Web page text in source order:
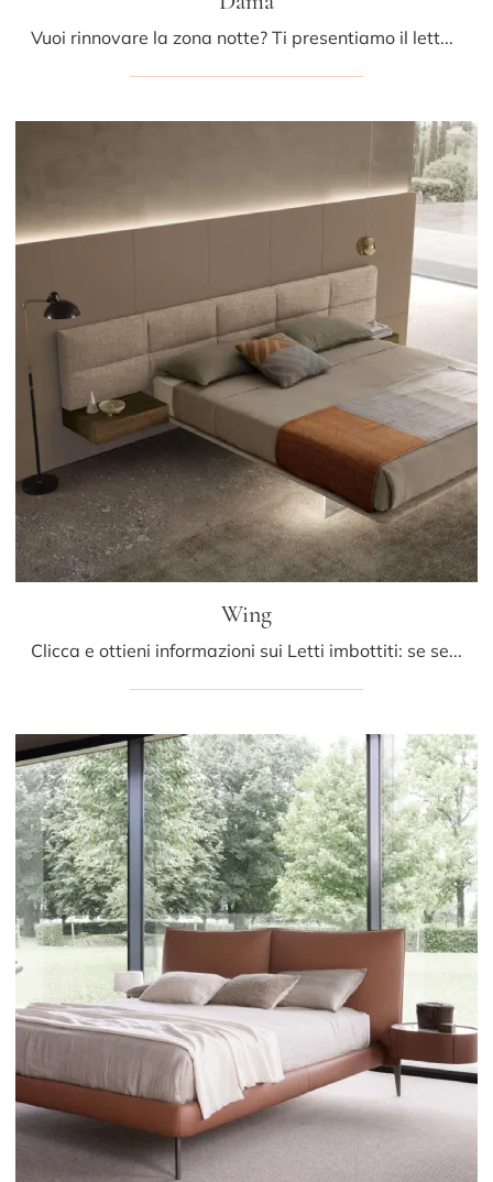
Vuoi rinnovare la zona notte? Ti presentiamo il letto in pelle Dama di Presotto per spazi design.
Wing
Clicca e ottieni informazioni sui Letti imbottiti: se sei alla ricerca di modelli matrimoniali design, il modello Wing Presotto fa al caso tuo.